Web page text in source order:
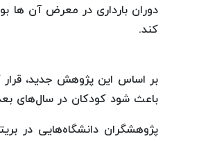
دوران بارداری در معرض آن ها
کند.
بر اساس این پژوهش جدید،
باعث شود کودکان در سال‌های
پژوهشگران دانشگاه‌هایی در